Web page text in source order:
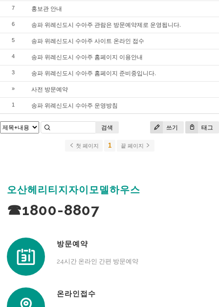
7 홍보관 안내
6 송파 위례신도시 수아주 관람은 방문예약제로 운영됩니다.
5 송파 위례신도시 수아주 사이트 온라인 접수
4 송파 위례신도시 수아주 홈페이지 이용안내
3 송파 위례신도시 수아주 홈페이지 준비중입니다.
» 사전 방문예약
1 송파 위례신도시 수아주 운영방침
쓰기 태그
검색
첫 페이지 1 끝 페이지
오산헤리티지자이모델하우스
☎1800-8807
방문예약
24시간 온라인 간편 방문예약
온라인접수